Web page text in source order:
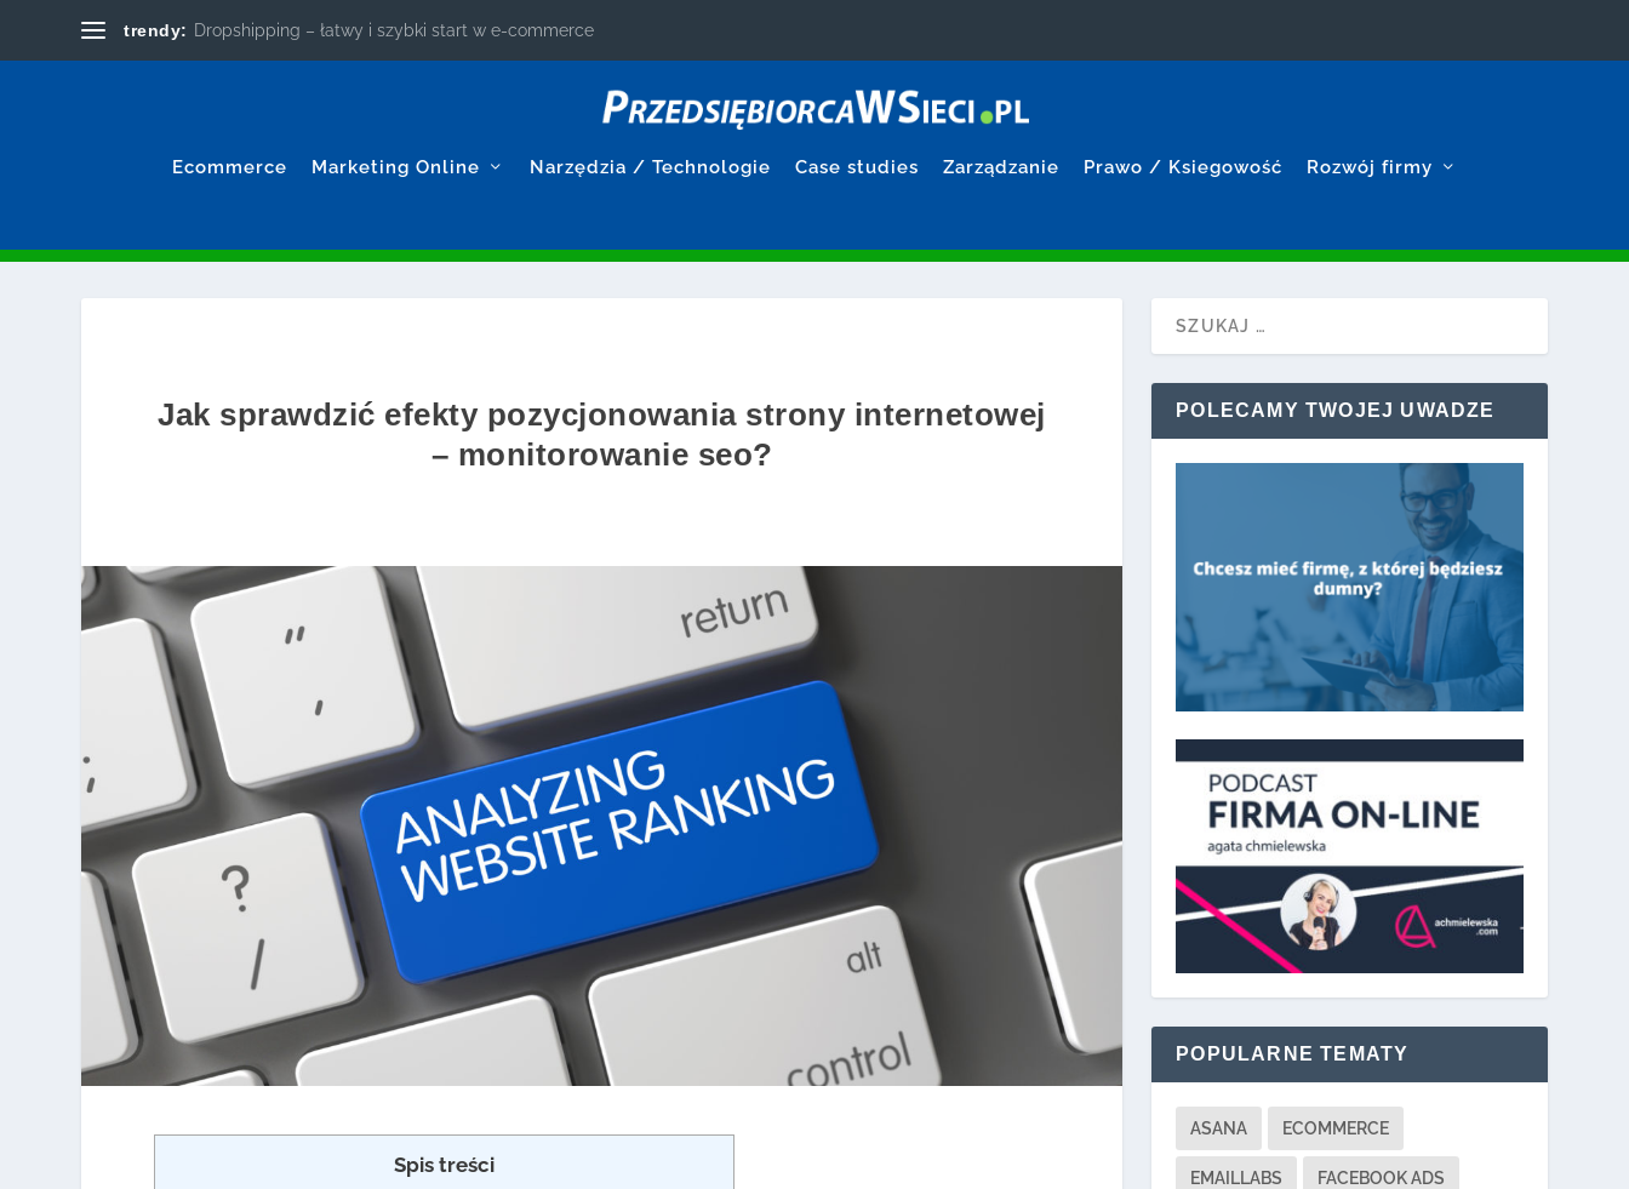
trendy: Dropshipping – łatwy i szybki start w e-commerce
Ecommerce Marketing Online Narzędzia / Technologie Case studies Zarządzanie Prawo / Ksiegowość Rozwój firmy
Jak sprawdzić efekty pozycjonowania strony internetowej
– monitorowanie seo?
Spis treści
POLECAMY TWOJEJ UWADZE
POPULARNE TEMATY
ASANA ECOMMERCE
EMAILLABS FACEBOOK ADS